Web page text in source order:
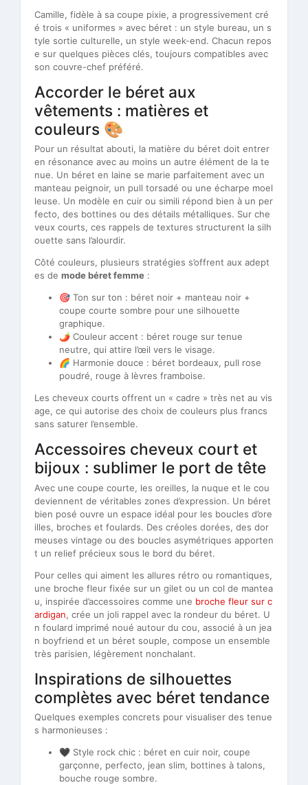
Camille, fidèle à sa coupe pixie, a progressivement cré
é trois « uniformes » avec béret : un style bureau, un s
tyle sortie culturelle, un style week-end. Chacun repos
e sur quelques pièces clés, toujours compatibles avec
son couvre-chef préféré.
Accorder le béret aux
vêtements : matières et
couleurs 🎨
Pour un résultat abouti, la matière du béret doit entrer
en résonance avec au moins un autre élément de la te
nue. Un béret en laine se marie parfaitement avec un
manteau peignoir, un pull torsadé ou une écharpe moel
leuse. Un modèle en cuir ou simili répond bien à un per
fecto, des bottines ou des détails métalliques. Sur che
veux courts, ces rappels de textures structurent la silh
ouette sans l’alourdir.
Côté couleurs, plusieurs stratégies s’offrent aux adept
es de mode béret femme :
🎯 Ton sur ton : béret noir + manteau noir +
coupe courte sombre pour une silhouette
graphique.
🌶 Couleur accent : béret rouge sur tenue
neutre, qui attire l’œil vers le visage.
🌈 Harmonie douce : béret bordeaux, pull rose
poudré, rouge à lèvres framboise.
Les cheveux courts offrent un « cadre » très net au vis
age, ce qui autorise des choix de couleurs plus francs
sans saturer l’ensemble.
Accessoires cheveux court et
bijoux : sublimer le port de tête
Avec une coupe courte, les oreilles, la nuque et le cou
deviennent de véritables zones d’expression. Un béret
bien posé ouvre un espace idéal pour les boucles d’ore
illes, broches et foulards. Des créoles dorées, des dor
meuses vintage ou des boucles asymétriques apporten
t un relief précieux sous le bord du béret.
Pour celles qui aiment les allures rétro ou romantiques,
une broche fleur fixée sur un gilet ou un col de mantea
u, inspirée d’accessoires comme une broche fleur sur c
ardigan, crée un joli rappel avec la rondeur du béret. U
n foulard imprimé noué autour du cou, associé à un jea
n boyfriend et un béret souple, compose un ensemble
très parisien, légèrement nonchalant.
Inspirations de silhouettes
complètes avec béret tendance
Quelques exemples concrets pour visualiser des tenue
s harmonieuses :
🖤 Style rock chic : béret en cuir noir, coupe
garçonne, perfecto, jean slim, bottines à talons,
bouche rouge sombre.